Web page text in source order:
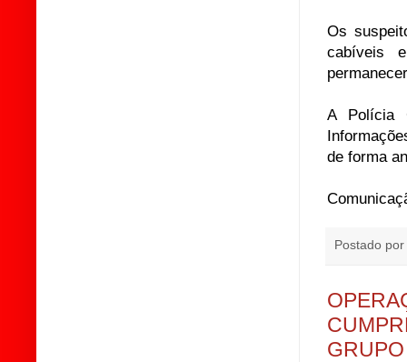
Os
cabíveis
A Polícia
de forma
Postado por